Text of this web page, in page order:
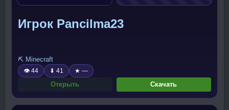
Игрок Pancilma23
⛏️ Minecraft
👁 44 ⬇ 41 ★ —
Открыть Скачать